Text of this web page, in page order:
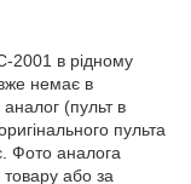
2001 в рідному
немає в
(пульт в
пульта
Фото аналога
або за